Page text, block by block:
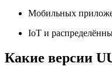
Мобильных
IoT и
Какие версии